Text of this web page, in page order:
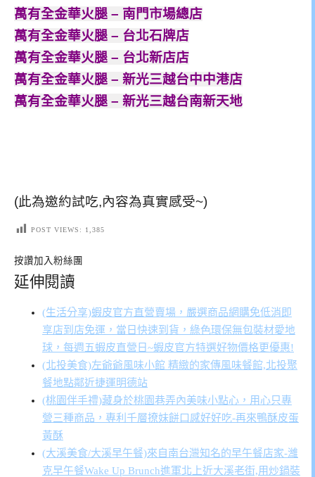
萬有全金華火腿 – 南門市場總店
萬有全金華火腿 – 台北石牌店
萬有全金華火腿 – 台北新店店
萬有全金華火腿 – 新光三越台中中港店
萬有全金華火腿 – 新光三越台南新天地
(此為邀約試吃,內容為真實感受~)
POST VIEWS: 1,385
按讚加入粉絲團
延伸閱讀
(生活分享)蝦皮官方直營賣場，嚴選商品網購免低消即
享店到店免運，當日快速到貨，綠色環保無包裝材愛地
球，每週五蝦皮直營日~蝦皮官方特選好物價格更優惠!
(北投美食)左爺爺風味小館 精緻的家傳風味餐館,北投聚
餐地點鄰近捷運明德站
(桃園伴手禮)藏身於桃園巷弄內美味小點心，用心只專
營三種商品，專利千層撩妹餅口感好好吃-再來鴨酥皮蛋
黃酥
(大溪美食/大溪早午餐)來自南台灣知名的早午餐店家-濰
克早午餐Wake Up Brunch進軍北上近大溪老街,用炒鍋裝